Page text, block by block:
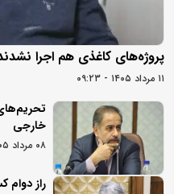
پروژه‌های کاغذی هم اجرا
۱۱ مرداد ۱۴۰۵ - ۰۹:۲۳
خارجی
۰۸ مرداد ۱۴۰۵ - ۰۹:۲۱
راز دوام